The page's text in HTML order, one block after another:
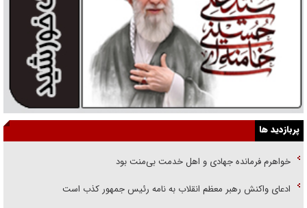
پربازدید ها
خواهرم فرمانده جهادی و اهل خدمت بی‌منت بود
ادعای واکنش رهبر معظم انقلاب به نامه رئیس جمهور کذب است